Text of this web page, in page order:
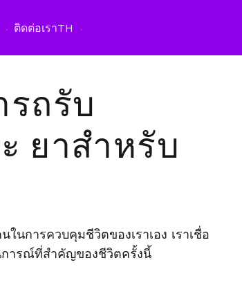
ติดต่อเราTH
ถรับ
ยาสำหรับ
นการควบคุมชีวิตของเราเอง เราเชื่อ
การณ์ที่สำคัญของชีวิตครั้งนี้